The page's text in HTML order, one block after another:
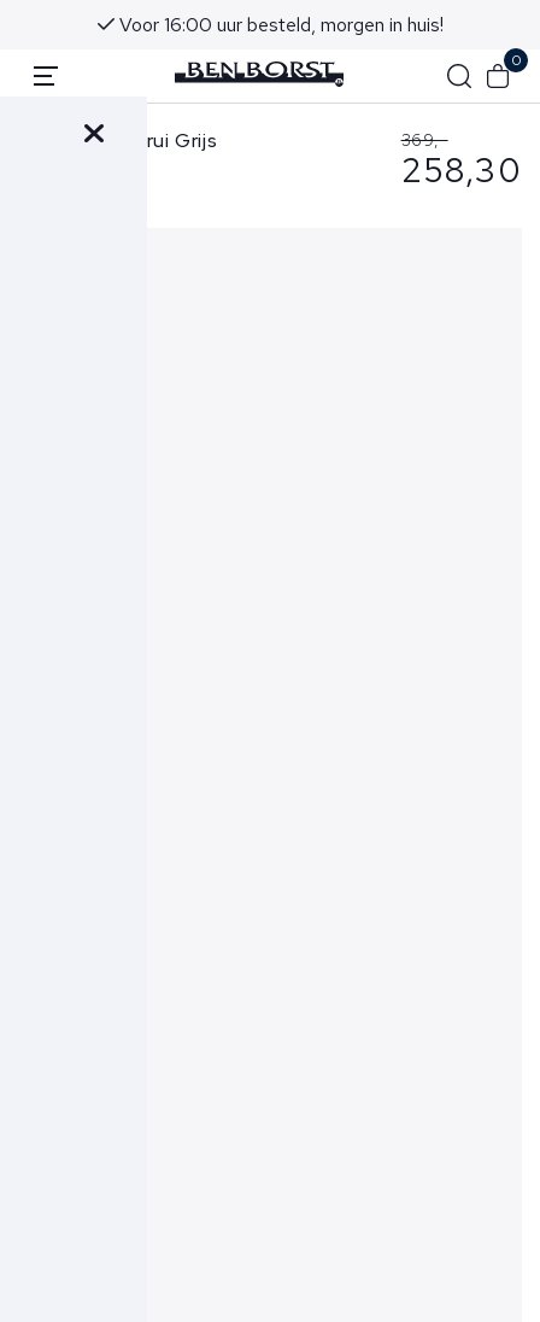
Voor 16:00 uur besteld, morgen in huis!
0
Gran Sasso Trui Grijs 369,-
258,30